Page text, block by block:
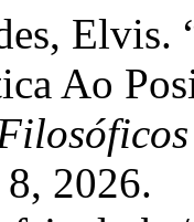
Elvis.
Ao
8, 2026.